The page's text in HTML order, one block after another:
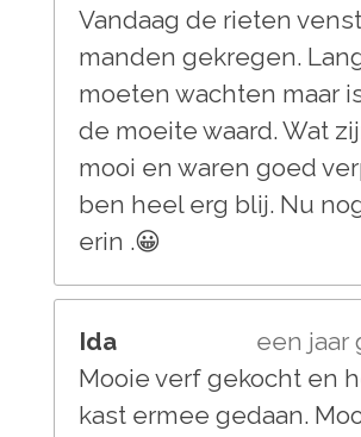
Vandaag de rieten
manden gekregen.
moeten wachten maar
de moeite waard. Wat
mooi en waren goed
ben heel erg blij. Nu
erin .😀
Ida
een jaar
Mooie verf gekocht en
kast ermee gedaan.